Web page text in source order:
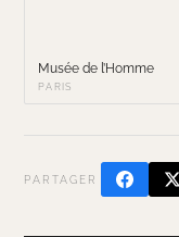
Musée de l’Homme
PARIS
PARTAGER